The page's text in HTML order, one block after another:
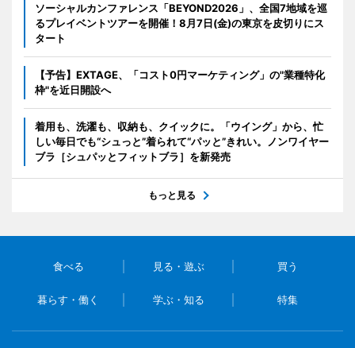
ソーシャルカンファレンス「BEYOND2026」、全国7地域を巡
るプレイベントツアーを開催！8月7日(金)の東京を皮切りにス
タート
【予告】EXTAGE、「コスト0円マーケティング」の"業種特化
枠"を近日開設へ
着用も、洗濯も、収納も、クイックに。「ウイング」から、忙
しい毎日でも“シュっと”着られて“パッと”きれい。ノンワイヤー
ブラ［シュパッとフィットブラ］を新発売
もっと見る
食べる 見る・遊ぶ 買う
暮らす・働く 学ぶ・知る 特集